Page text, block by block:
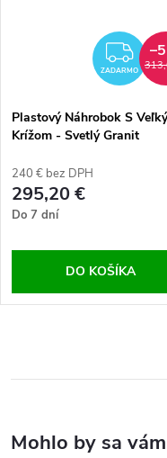
ZADARMO
Plastový Náhrobok S
Krížom - Svetlý Granit
240 € bez DPH
295,20 €
Do 7 dní
DO KOŠÍKA